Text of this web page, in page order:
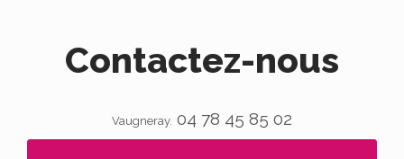
Contactez-nous
Vaugneray. 04 78 45 85 02